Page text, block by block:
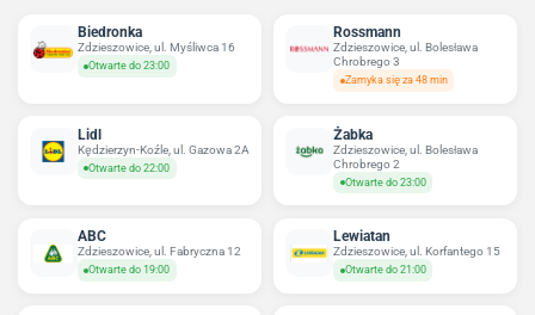
Biedronka
Zdzieszowice, ul. Myśliwca 16
Otwarte do 23:00
Rossmann
Zdzieszowice, ul. Bolesława
Chrobrego 3
Zamyka się za 48 min
Lidl
Kędzierzyn-Koźle, ul. Gazowa 2A
Otwarte do 22:00
Żabka
Zdzieszowice, ul. Bolesława
Chrobrego 2
Otwarte do 23:00
ABC
Zdzieszowice, ul. Fabryczna 12
Otwarte do 19:00
Lewiatan
Zdzieszowice, ul. Korfantego 15
Otwarte do 21:00